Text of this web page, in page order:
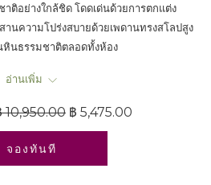
ติอย่างใกล้ชิด โดดเด่นด้วยการตกแต่ง
นความโปร่งสบายด้วยเพดานทรงสโลปสูง
นธรรมชาติตลอดทั้งห้อง
มสะดวกไว้อย่างครบครัน ทั้งเตียงนอนคิง
ทรงอาร์ชขนาดใหญ่เปิดออกสู่เฉลียงส่วน
พร้อมเก้าอี้ทอเส้นใยสไตล์อากาปุลโก
เช้าและซึมซับวิวทะเลสาบใกล้เขาชีจรรย์
อ่านเพิ่ม
10,950.00 ฿ 5,475.00
จองทันที